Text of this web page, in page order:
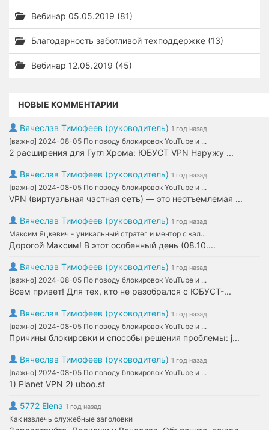
Вебинар 05.05.2019 (81)
Благодарность заботливой техподдержке (13)
Вебинар 12.05.2019 (45)
НОВЫЕ КОММЕНТАРИИ
Вячеслав Тимофеев (руководитель) 1 год назад
[важно] 2024-08-05 По поводу блокировок YouTube и ...
2 расширения для Гугл Хрома: ЮБУСТ VPN Наружу ...
Вячеслав Тимофеев (руководитель) 1 год назад
[важно] 2024-08-05 По поводу блокировок YouTube и ...
VPN (виртуальная частная сеть) — это неотъемлемая ...
Вячеслав Тимофеев (руководитель) 1 год назад
Максим Яцкевич - уникальный стратег и ментор с «ал...
Дорогой Максим! В этот особенный день (08.10....
Вячеслав Тимофеев (руководитель) 1 год назад
[важно] 2024-08-05 По поводу блокировок YouTube и ...
Всем привет! Для тех, кто не разобрался с ЮБУСТ-...
Вячеслав Тимофеев (руководитель) 1 год назад
[важно] 2024-08-05 По поводу блокировок YouTube и ...
Причины блокировки и способы решения проблемы: j...
Вячеслав Тимофеев (руководитель) 1 год назад
[важно] 2024-08-05 По поводу блокировок YouTube и ...
1) Planet VPN 2) uboo.st
5772 Elena 1 год назад
Как извлечь служебные заголовки